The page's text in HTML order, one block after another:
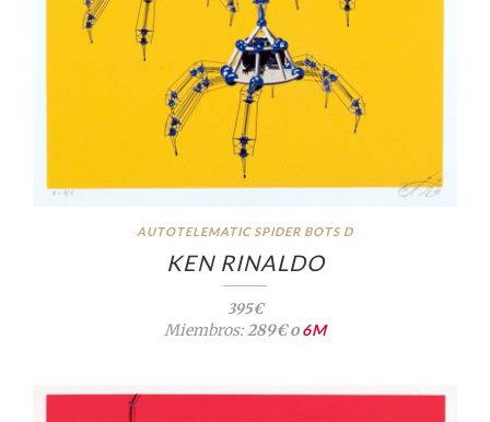
AUTOTELEMATIC SPIDER BOTS D
KEN RINALDO
395€
Miembros:289€ o6M